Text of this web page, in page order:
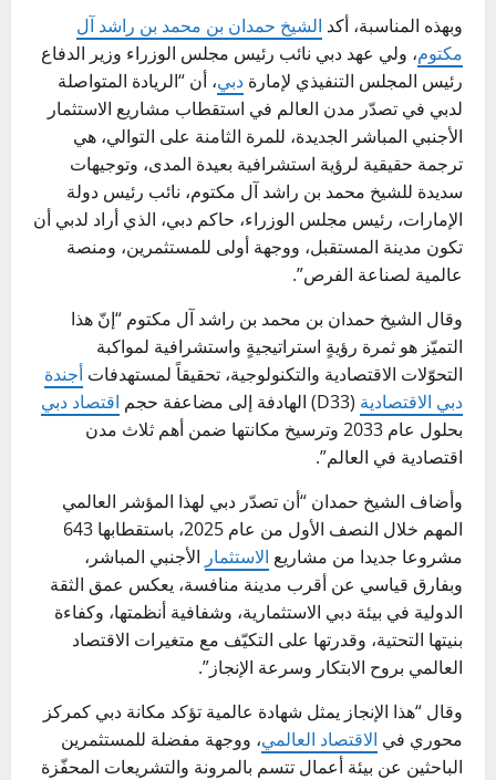
وبهذه المناسبة، أكد الشيخ حمدان بن محمد بن راشد آل
مكتوم، ولي عهد دبي نائب رئيس مجلس الوزراء وزير الدفاع
رئيس المجلس التنفيذي لإمارة دبي، أن “الريادة المتواصلة
لدبي في تصدّر مدن العالم في استقطاب مشاريع الاستثمار
الأجنبي المباشر الجديدة، للمرة الثامنة على التوالي، هي
ترجمة حقيقية لرؤية استشرافية بعيدة المدى، وتوجيهات
سديدة للشيخ محمد بن راشد آل مكتوم، نائب رئيس دولة
الإمارات، رئيس مجلس الوزراء، حاكم دبي، الذي أراد لدبي أن
تكون مدينة المستقبل، ووجهة أولى للمستثمرين، ومنصة
عالمية لصناعة الفرص”.
وقال الشيخ حمدان بن محمد بن راشد آل مكتوم “إنّ هذا
التميّز هو ثمرة رؤيةٍ استراتيجيةٍ واستشرافية لمواكبة
التحوّلات الاقتصادية والتكنولوجية، تحقيقاً لمستهدفات أجندة
دبي الاقتصادية (D33) الهادفة إلى مضاعفة حجم
اقتصاد دبي
بحلول عام 2033 وترسيخ مكانتها ضمن أهم ثلاث مدن
اقتصادية في العالم”.
وأضاف الشيخ حمدان “أن تصدّر دبي لهذا المؤشر العالمي
المهم خلال النصف الأول من عام 2025، باستقطابها 643
مشروعا جديدا من مشاريع الاستثمار الأجنبي المباشر،
وبفارق قياسي عن أقرب مدينة منافسة، يعكس عمق الثقة
الدولية في بيئة دبي الاستثمارية، وشفافية أنظمتها، وكفاءة
بنيتها التحتية، وقدرتها على التكيّف مع متغيرات الاقتصاد
العالمي بروح الابتكار وسرعة الإنجاز”.
وقال “هذا الإنجاز يمثل شهادة عالمية تؤكد مكانة دبي كمركز
محوري في الاقتصاد العالمي، ووجهة مفضلة للمستثمرين
الباحثين عن بيئة أعمال تتسم بالمرونة والتشريعات المحفّزة